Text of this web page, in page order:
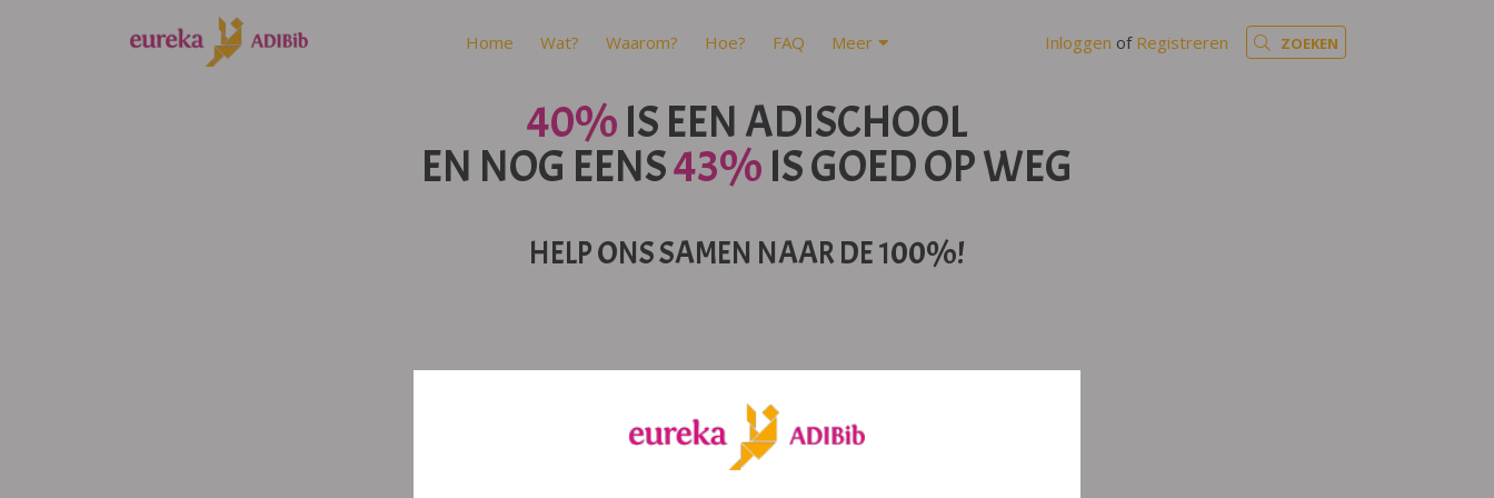
Home Wat? Waarom? Hoe? FAQ Meer Inloggen of Registreren ZOEKEN
40% IS EEN ADISCHOOL
EN NOG EENS43% IS GOED OP WEG
HELP ONS SAMEN NAAR DE 100%!